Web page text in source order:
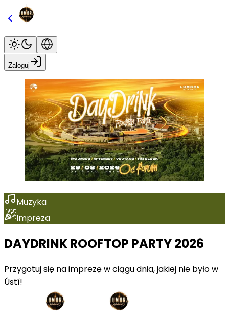
Zaloguj
Muzyka
Impreza
DAYDRINK ROOFTOP PARTY 2026
Przygotuj się na imprezę w ciągu dnia, jakiej nie było w
Ústí!